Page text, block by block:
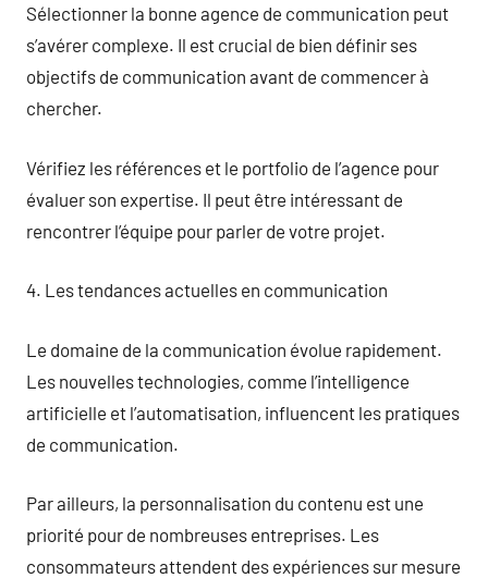
Sélectionner la bonne agence de communication peut
s’avérer complexe. Il est crucial de bien définir ses
objectifs de communication avant de commencer à
chercher.
Vérifiez les références et le portfolio de l’agence pour
évaluer son expertise. Il peut être intéressant de
rencontrer l’équipe pour parler de votre projet.
4. Les tendances actuelles en communication
Le domaine de la communication évolue rapidement.
Les nouvelles technologies, comme l’intelligence
artificielle et l’automatisation, influencent les pratiques
de communication.
Par ailleurs, la personnalisation du contenu est une
priorité pour de nombreuses entreprises. Les
consommateurs attendent des expériences sur mesure